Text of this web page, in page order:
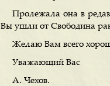
Пролежала она в
Вы ушли от Свободина
Желаю Вам всего
Уважающий Вас
А. Чехов.